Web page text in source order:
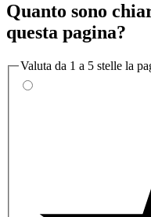
Quanto sono
questa pagina?
Valuta da 1 a 5 stelle la